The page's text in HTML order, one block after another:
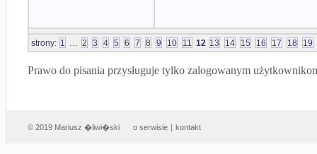
strony: 1 ... 2 3 4 5 6 7 8 9 10 11 12 13 14 15 16 17 18 19
Prawo do pisania przysługuje tylko zalogowanym
© 2019 Mariusz �liwi�ski o serwisie | kontakt